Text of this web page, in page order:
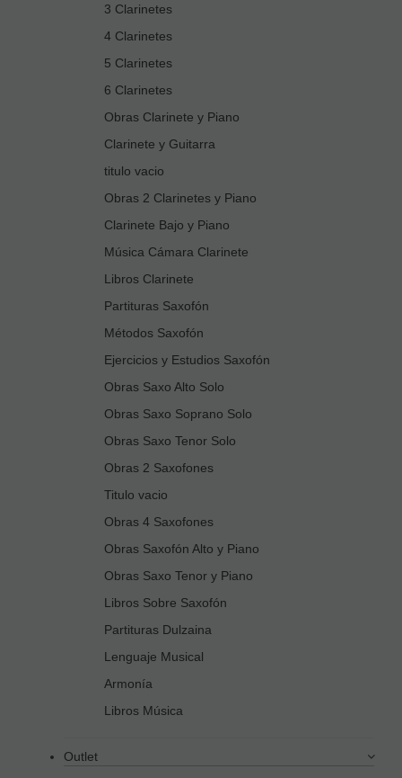
3 Clarinetes
4 Clarinetes
5 Clarinetes
6 Clarinetes
Obras Clarinete y Piano
Clarinete y Guitarra
titulo vacio
Obras 2 Clarinetes y Piano
Clarinete Bajo y Piano
Música Cámara Clarinete
Libros Clarinete
Partituras Saxofón
Métodos Saxofón
Ejercicios y Estudios Saxofón
Obras Saxo Alto Solo
Obras Saxo Soprano Solo
Obras Saxo Tenor Solo
Obras 2 Saxofones
Titulo vacio
Obras 4 Saxofones
Obras Saxofón Alto y Piano
Obras Saxo Tenor y Piano
Libros Sobre Saxofón
Partituras Dulzaina
Lenguaje Musical
Armonía
Libros Música
Outlet